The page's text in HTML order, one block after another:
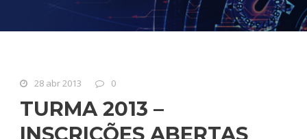
28 abr 2013 0
TURMA 2013 –
INSCRIÇÕES ABERTAS